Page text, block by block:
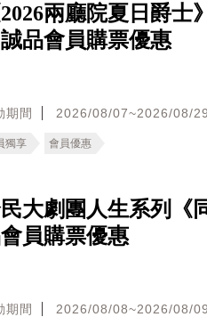
2026兩廳院夏日爵
誠品會員購票優惠
期間 2026/08/07~2026/08/29
獨享 會員優惠
大劇團人生系列《
員購票優惠
期間 2026/08/08~2026/08/09